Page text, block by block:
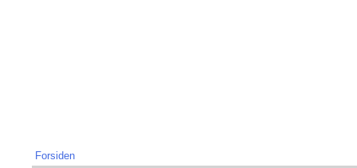
Forsiden